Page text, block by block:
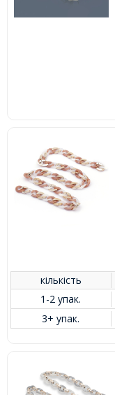
кількість
1-2 упак.
3+ упак.